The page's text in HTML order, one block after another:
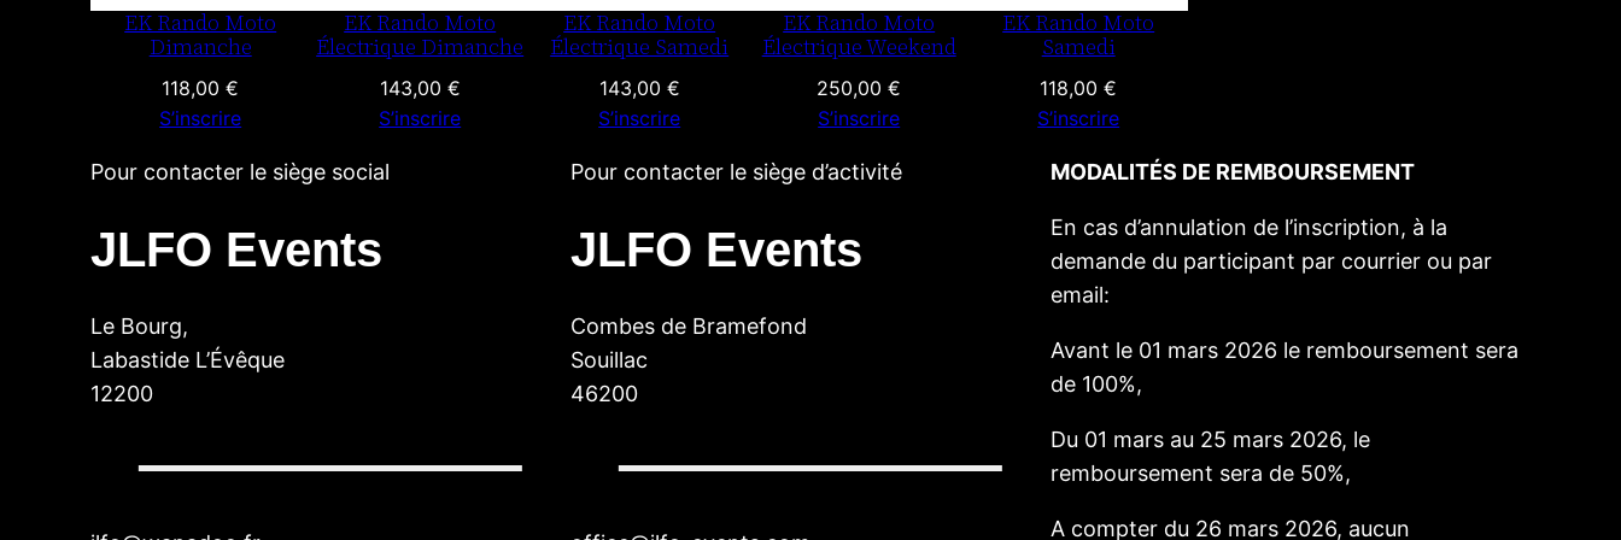
d
W
k
n
d
p
a
e
EK Rando Moto
Dimanche
118,00€
S’inscrire
EK Rando Moto
Électrique Dimanche
143,00 €
S’inscrire
EK Rando Moto
Électrique Samedi
143,00 €
S’inscrire
EK Rando Moto
Électrique Weekend
250,00€
S’inscrire
EK Rando Moto
Samedi
118,00€
S’inscrire
Pour contacter le siège social
JLFO Events
Le Bourg,
Labastide L’Évêque
12200
Pour contacter le siège d’activité
JLFO Events
Combes de Bramefond
Souillac
46200
MODALITÉS DE REMBOURSEMENT
En cas d’annulation de l’inscription, à la
demande du participant par courrier ou par
email:
Avant le 01 mars 2026 le remboursement sera
de 100%,
Du 01 mars au 25 mars 2026, le
remboursement sera de 50%,
A compter du 26 mars 2026, aucun